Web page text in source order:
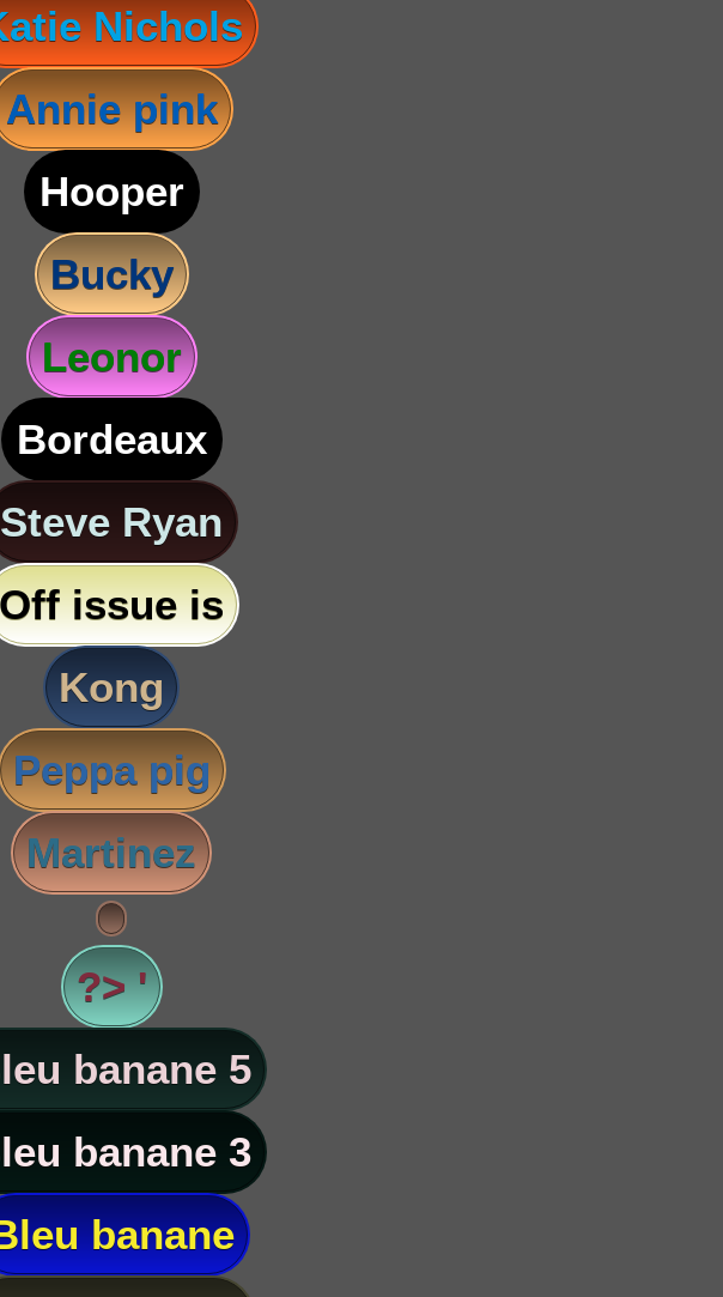
Nichols
Annie pink
Hooper
Bucky
Leonor
Bordeaux
Steve Ryan
Off issue is
Kong
Peppa pig
Martinez
?> '
banane 5
banane 3
banane